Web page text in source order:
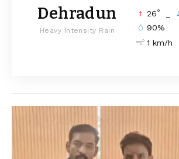
Dehradun
Heavy Intensity Rain
26°
90%
1 km/h